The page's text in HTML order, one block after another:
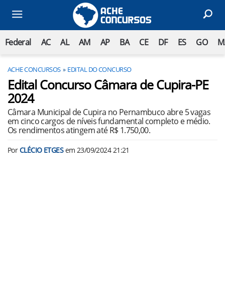
Federal AC AL AM AP BA CE DF ES GO
ACHE CONCURSOS EDITAL DO CONCURSO
Edital Concurso Câmara de Cupira-PE
2024
Câmara Municipal de Cupira no Pernambuco abre 5 vagas
em cinco cargos de níveis fundamental completo e médio.
Os rendimentos atingem até R$ 1.750,00.
PorCLÉCIO ETGESem 23/09/2024 21:21